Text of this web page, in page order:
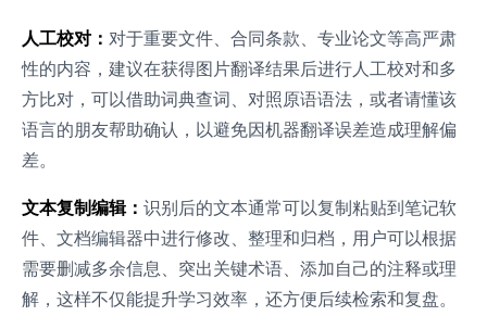
人工校对： 对于重要文件、合同条款、专业论文等高严肃
性的内容，建议在获得图片翻译结果后进行人工校对和多
方比对，可以借助词典查词、对照原语语法，或者请懂该
语言的朋友帮助确认，以避免因机器翻译误差造成理解偏
差。
文本复制编辑： 识别后的文本通常可以复制粘贴到笔记软
件、文档编辑器中进行修改、整理和归档，用户可以根据
需要删减多余信息、突出关键术语、添加自己的注释或理
解，这样不仅能提升学习效率，还方便后续检索和复盘。